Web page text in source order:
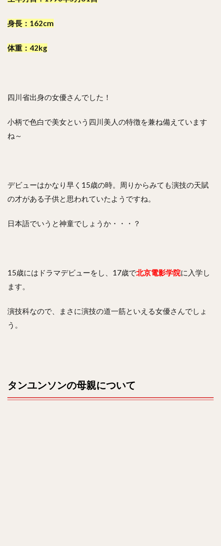
でチ
ク！
ま
身長：162cm
体重：42kg
四川省出身の女優さんでした！
小柄で色白で美女という四川美人の特徴を兼ね備えています
ね～
デビューはかなり早く15歳の時。周りからみても演技の天賦
の才がある子供と思われていたようですね。
日本語でいうと神童でしょうか・・・？
15歳にはドラマデビューをし、17歳で北京電影学院に入学し
ます。
演技科なので、まさに演技の道一筋といえる女優さんでしょ
う。
タンユンソンの母親について